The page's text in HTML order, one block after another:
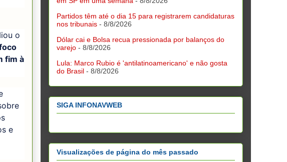
o
fim à
e
Partidos têm até o dia 15 para registrarem candidaturas
nos tribunais - 8/8/2026
Dólar cai e Bolsa recua pressionada por balanços do
varejo - 8/8/2026
Lula: Marco Rubio é 'antilatinoamericano' e não gosta
do Brasil - 8/8/2026
SIGA INFONAVWEB
Visualizações de página do mês passado